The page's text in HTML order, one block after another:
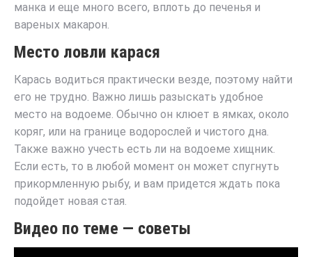
манка и еще много всего, вплоть до печенья и
вареных макарон.
Место ловли карася
Карась водиться практически везде, поэтому найти
его не трудно. Важно лишь разыскать удобное
место на водоеме. Обычно он клюет в ямках, около
коряг, или на границе водорослей и чистого дна.
Также важно учесть есть ли на водоеме хищник.
Если есть, то в любой момент он может спугнуть
прикормленную рыбу, и вам придется ждать пока
подойдет новая стая.
Видео по теме — советы